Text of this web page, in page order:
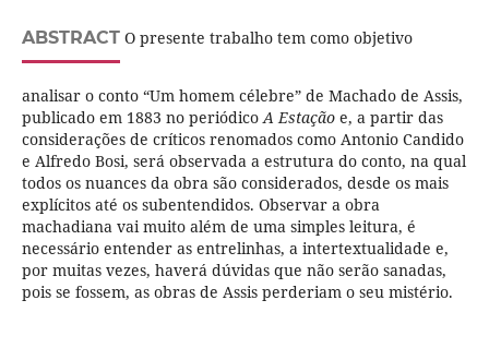
ABSTRACTO presente trabalho tem como objetivo
analisar o conto “Um homem célebre” de Machado de Assis,
publicado em 1883 no periódicoA Estaçãoe, a partir das
considerações de críticos renomados como Antonio Candido
e Alfredo Bosi, será observada a estrutura do conto, na qual
todos os nuances da obra são considerados, desde os mais
explícitos até os subentendidos. Observar a obra
machadiana vai muito além de uma simples leitura, é
necessário entender as entrelinhas, a intertextualidade e,
por muitas vezes, haverá dúvidas que não serão sanadas,
pois se fossem, as obras de Assis perderiam o seu mistério.